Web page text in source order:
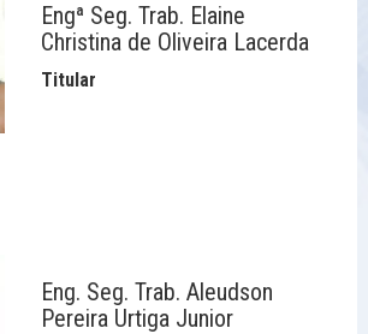
Engª Seg. Trab. Elaine
Christina de Oliveira Lacerda
Titular
Eng. Seg. Trab. Aleudson
Pereira Urtiga Junior